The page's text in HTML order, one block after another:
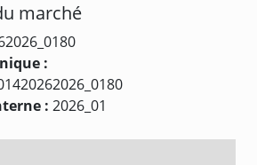
marché
:
: 2026_01